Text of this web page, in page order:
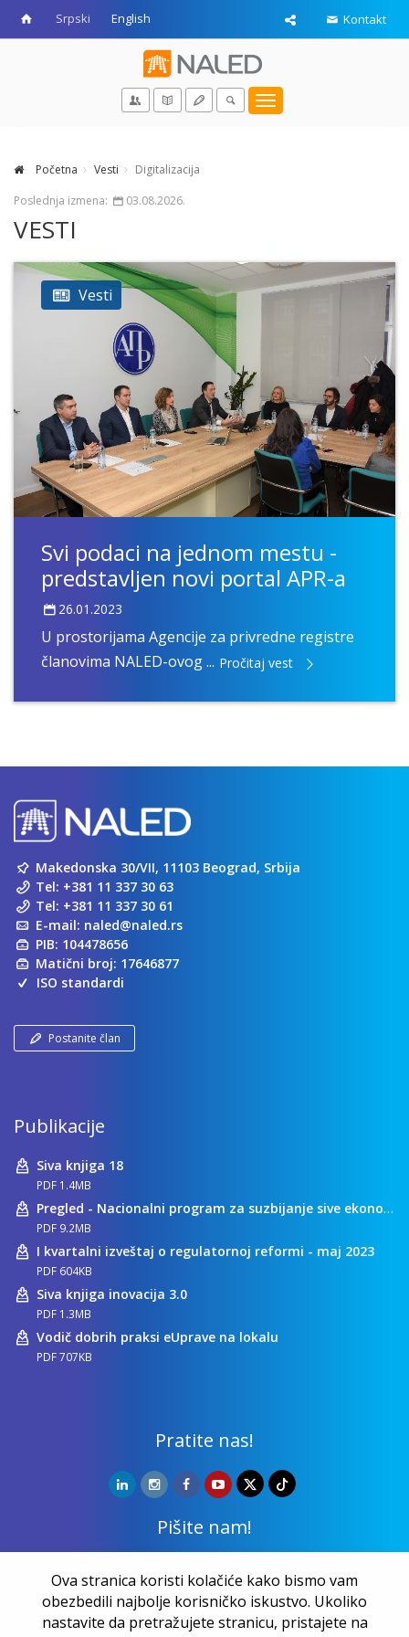
Srpski English Kontakt
Toggle
Početna Vesti
Digitalizacija
Poslednja izmena:
03.08.2026.
VESTI
Vesti
Svi podaci na jednom mestu -
predstavljen novi portal APR-a
26.01.2023
U prostorijama Agencije za privredne registre
članovima NALED-ovog ... Pročitaj vest
Makedonska 30/VII, 11103 Beograd, Srbija
Tel: +381 11 337 30 63
Tel: +381 11 337 30 61
E-mail: naled@naled.rs
PIB: 104478656
Matični broj: 17646877
ISO standardi
Postanite član
Publikacije
Siva knjiga 18
PDF 1.4MB
Pregled - Nacionalni program za suzbijanje sive ekonomije
PDF 9.2MB
I kvartalni izveštaj o regulatornoj reformi - maj 2023
PDF 604KB
Siva knjiga inovacija 3.0
PDF 1.3MB
Vodič dobrih praksi eUprave na lokalu
PDF 707KB
Pratite nas!
Pišite nam!
Kontakt
Ova stranica koristi kolačiće kako bismo vam
obezbedili najbolje korisničko iskustvo. Ukoliko
nastavite da pretražujete stranicu, pristajete na